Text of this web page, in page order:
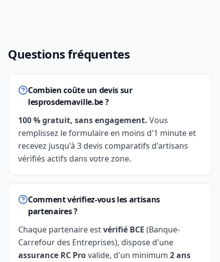
Questions fréquentes
Combien coûte un devis sur
lesprosdemaville.be ?
100 % gratuit, sans engagement. Vous
remplissez le formulaire en moins d'1 minute et
recevez jusqu'à 3 devis comparatifs d'artisans
vérifiés actifs dans votre zone.
Comment vérifiez-vous les artisans
partenaires ?
Chaque partenaire estvérifié BCE (Banque-
Carrefour des Entreprises), dispose d'une
assurance RC Provalide, d'un minimum 2 ans